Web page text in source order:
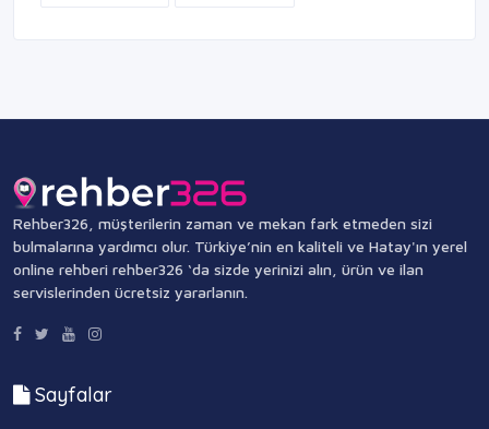
Rehber326, müşterilerin zaman ve mekan fark etmeden sizi
bulmalarına yardımcı olur. Türkiye’nin en kaliteli ve Hatay'ın yerel
online rehberi rehber326 ‘da sizde yerinizi alın, ürün ve ilan
servislerinden ücretsiz yararlanın.
Sayfalar